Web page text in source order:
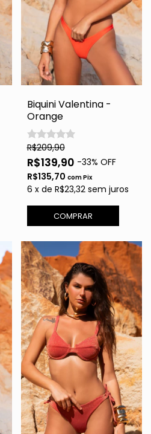
Biquini Valentina -
Orange
R$209,90
R$139,90 -33% OFF
R$135,70 comPix
6 x de R$23,32 sem juros
COMPRAR